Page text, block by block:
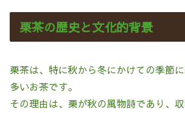
栗茶の歴史と文化的背景
栗茶は、特に秋から冬にかけての季節
多いお茶です。
その理由は、栗が秋の風物詩であり、